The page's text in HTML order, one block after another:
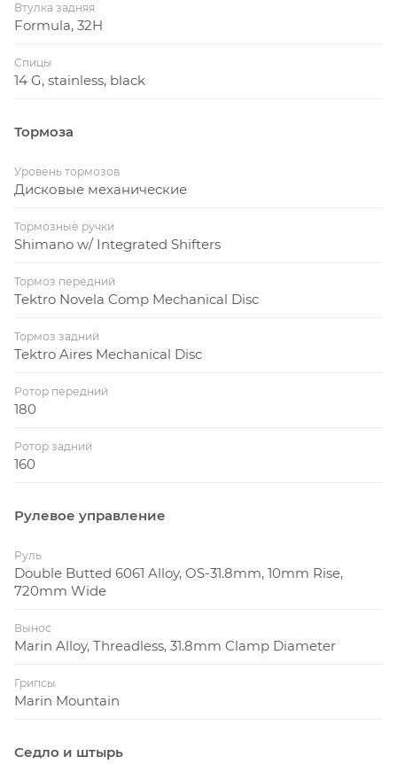
Втулка задняя
Formula, 32H
Спицы
14 G, stainless, black
Тормоза
Уровень тормозов
Дисковые механические
Тормозные ручки
Shimano w/ Integrated Shifters
Тормоз передний
Tektro Novela Comp Mechanical Disc
Тормоз задний
Tektro Aires Mechanical Disc
Ротор передний
180
Ротор задний
160
Рулевое управление
Руль
Double Butted 6061 Alloy, OS-31.8mm, 10mm Rise,
720mm Wide
Вынос
Marin Alloy, Threadless, 31.8mm Clamp Diameter
Грипсы
Marin Mountain
Седло и штырь